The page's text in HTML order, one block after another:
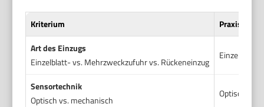
Kriterium
Art des Einzugs
Einzelblatt- vs. Mehrzweckzufuhr vs. Rückeneinzug
Sensortechnik
Optisch vs. mechanisch
Optische